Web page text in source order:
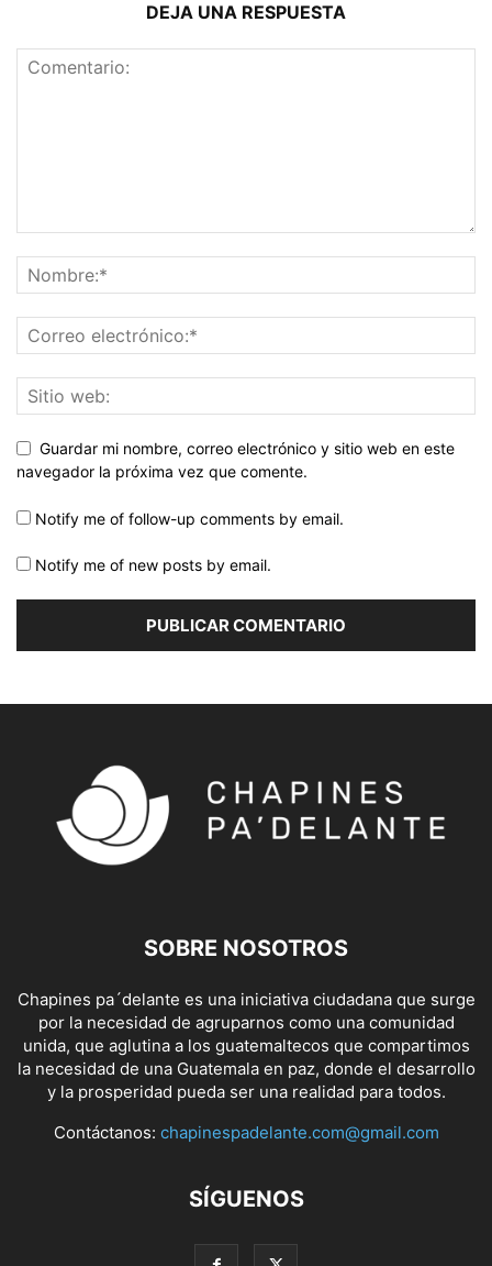
DEJA UNA RESPUESTA
Guardar mi nombre, correo electrónico y sitio web en este
navegador la próxima vez que comente.
Notify me of follow-up comments by email.
Notify me of new posts by email.
SOBRE NOSOTROS
Chapines pa´delante es una iniciativa ciudadana que surge
por la necesidad de agruparnos como una comunidad
unida, que aglutina a los guatemaltecos que compartimos
la necesidad de una Guatemala en paz, donde el desarrollo
y la prosperidad pueda ser una realidad para todos.
Contáctanos: chapinespadelante.com@gmail.com
SÍGUENOS